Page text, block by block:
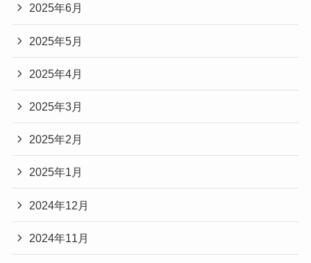
2025年6月
2025年5月
2025年4月
2025年3月
2025年2月
2025年1月
2024年12月
2024年11月